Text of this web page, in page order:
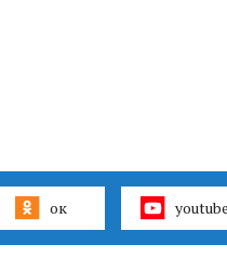
ок youtube